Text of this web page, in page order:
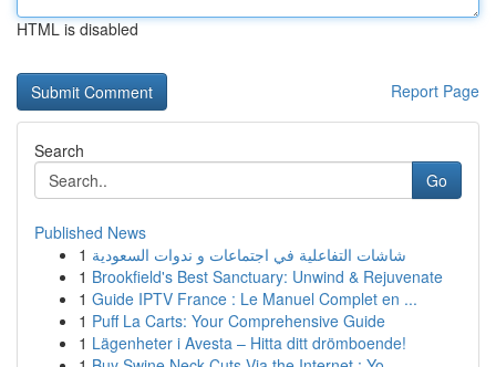
HTML is disabled
Report Page
Search
Go
Published News
1 شاشات التفاعلية في اجتماعات و ندوات السعودية
1 Brookfield's Best Sanctuary: Unwind & Rejuvenate
1 Guide IPTV France : Le Manuel Complet en ...
1 Puff La Carts: Your Comprehensive Guide
1 Lägenheter i Avesta – Hitta ditt drömboende!